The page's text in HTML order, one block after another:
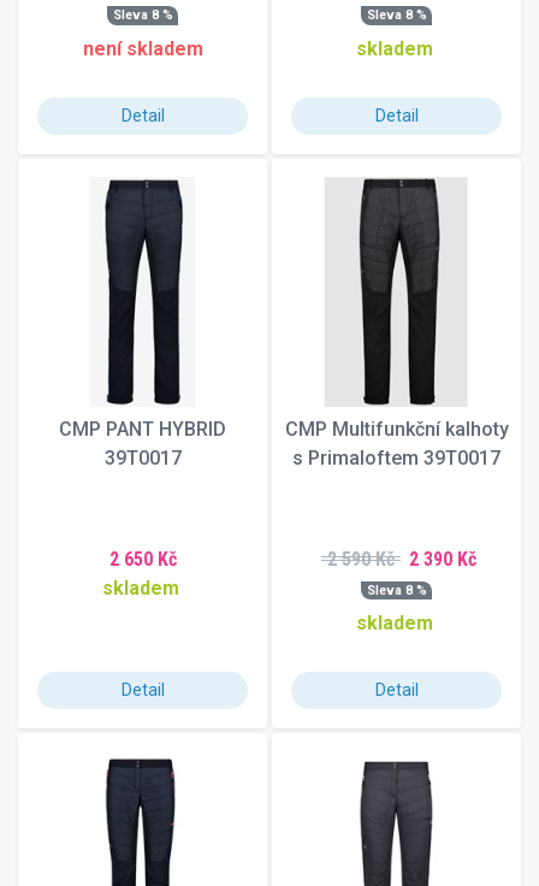
128-140
156W cm
196 cm
201 cm
3XL-Short
85-110 cm
L-Long
M-Long
XL-S
XXL-Short
Sleva 8 %
není skladem
Detail
Sleva 8 %
skladem
Detail
CMP PANT HYBRID
39T0017
2 650 Kč
skladem
Detail
CMP Multifunkční kalhoty
s Primaloftem 39T0017
2 590 Kč 2 390 Kč
Sleva 8 %
skladem
Detail